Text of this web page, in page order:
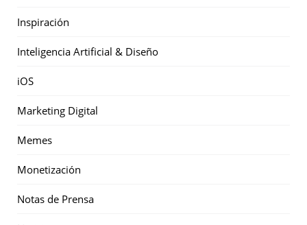
Inspiración
Inteligencia Artificial & Diseño
iOS
Marketing Digital
Memes
Monetización
Notas de Prensa